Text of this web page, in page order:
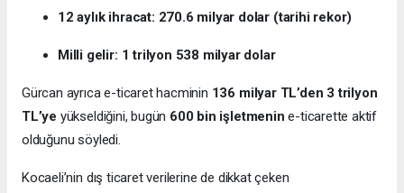
12 aylık ihracat: 270.6 milyar dolar (tarihi rekor)
Milli gelir: 1 trilyon 538 milyar dolar
Gürcan ayrıca e-ticaret hacminin 136 milyar TL’den 3 trilyon
TL’ye yükseldiğini, bugün 600 bin işletmenin e-ticarette aktif
olduğunu söyledi.
Kocaeli’nin dış ticaret verilerine de dikkat çeken